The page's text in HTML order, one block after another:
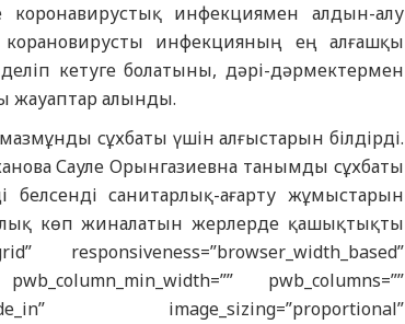
инфекциямен алдын-алу
инфекцияның ең алғашқы
кетуге болатыны, дәрі-дәрмектермен
жауаптар алынды.
сұхбаты үшін алғыстарын білдірді.
Сауле Орынгазиевна танымды сұхбаты
белсенді санитарлық-ағарту жұмыстарын
көп жиналатын жерлерде қашықтықты
pwb_columns=””
image_sizing=”proportional”